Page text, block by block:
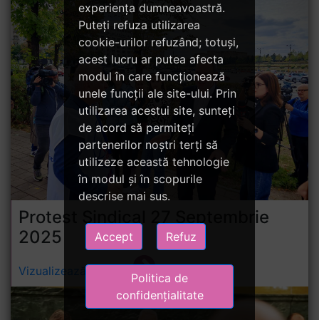
experiența dumneavoastră.
Puteți refuza utilizarea
cookie-urilor refuzând; totuși,
acest lucru ar putea afecta
modul în care funcționează
unele funcții ale site-ului. Prin
utilizarea acestui site, sunteți
de acord să permiteți
partenerilor noștri terți să
utilizeze această tehnologie
în modul și în scopurile
descrise mai sus.
Accept Refuz
Politica de
confidențialitate
Protest Sindical 27 Septembrie
2025
Vizualizează galeria